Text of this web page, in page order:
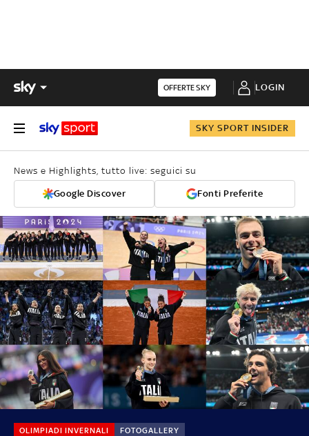
OFFERTE SKY LOGIN
SKY SPORT INSIDER
News e Highlights, tutto live: seguici su
Google Discover Fonti Preferite
OLIMPIADI INVERNALI FOTOGALLERY